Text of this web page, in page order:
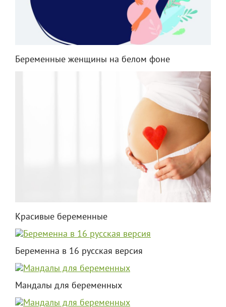
Беременные женщины на белом фоне
Красивые беременные
Беременна в 16 русская версия
Мандалы для беременных